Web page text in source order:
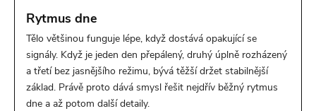
Rytmus dne
Tělo většinou funguje lépe, když dostává opakující se
signály. Když je jeden den přepálený, druhý úplně rozházený
a třetí bez jasnějšího režimu, bývá těžší držet stabilnější
základ. Právě proto dává smysl řešit nejdřív běžný rytmus
dne a až potom další detaily.